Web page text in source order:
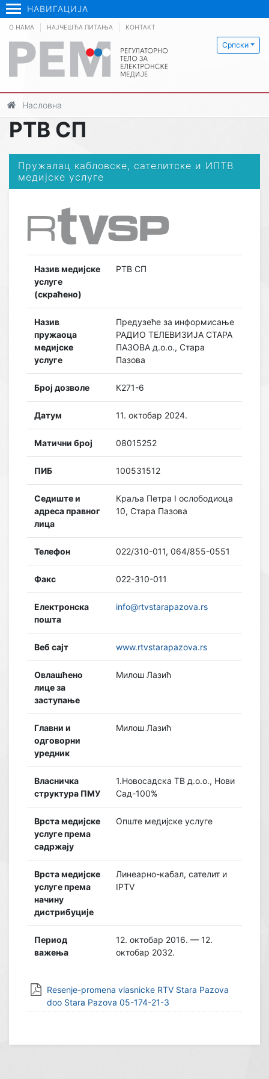
НАВИГАЦИЈА
Српски
О НАМА НАЈЧЕШЋА ПИТАЊА КОНТАКТ
Насловна
РТВ СП
Пружалац кабловске, сателитске и ИПТВ
медијске услуге
Назив медијске
услуге
(скраћено)
РТВ СП
Назив
пружаоца
медијске
услуге
Предузеће за информисање
РАДИО ТЕЛЕВИЗИЈА СТАРА
ПАЗОВА д.о.о., Стара
Пазова
Број дозволе К271-6
Датум 11. октобар 2024.
Матични број 08015252
ПИБ 100531512
Седиште и
адреса правног
лица
Краља Петра I ослободиоца
10, Стара Пазова
Телефон 022/310-011, 064/855-0551
Факс 022-310-011
Електронска
пошта
info@rtvstarapazova.rs
Веб сајт www.rtvstarapazova.rs
Овлашћено
лице за
заступање
Милош Лазић
Главни и
одговорни
уредник
Милош Лазић
Власничка
структура ПМУ
1.Новосадска ТВ д.о.о., Нови
Сад-100%
Врста медијске
услуге према
садржају
Опште медијске услуге
Врста медијске
услуге према
начину
дистрибуције
Линеарно-кабал, сателит и
IPTV
Период
важења
12. октобар 2016. — 12.
октобар 2032.
Resenje-promena vlasnicke RTV Stara Pazova
doo Stara Pazova 05-174-21-3